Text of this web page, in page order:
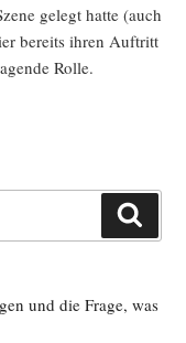
gelegt hat­te (auch
bereits ihren Auf­tritt
Rol­le.
und die Frage, was